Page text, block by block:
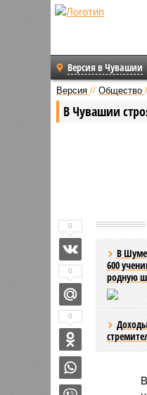
Версия в Чувашии
Версия // Общество
В Чувашии
В
600
родную
0
0
0